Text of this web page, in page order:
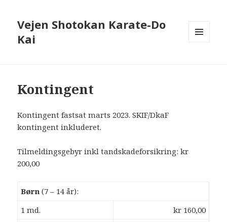
Vejen Shotokan Karate-Do
Kai
Kontingent
Kontingent fastsat marts 2023. SKIF/DkaF
kontingent inkluderet.
Tilmeldingsgebyr inkl tandskadeforsikring: kr
200,00
Børn (7 – 14 år):
1 md.
kr 160,00